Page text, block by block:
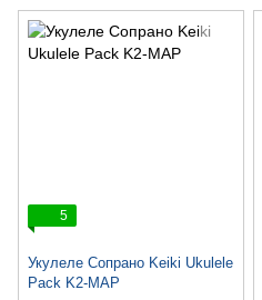
5
Укулеле Сопрано Keiki Ukulele
Pack K2-MAP